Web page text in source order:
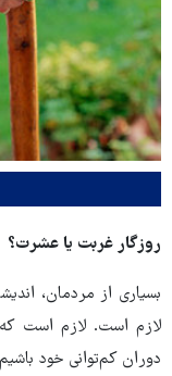
روزگار غربت یا عشرت؟
بسیاری از مردمان،
لازم است. لازم است که
دوران کم‌توانی خود